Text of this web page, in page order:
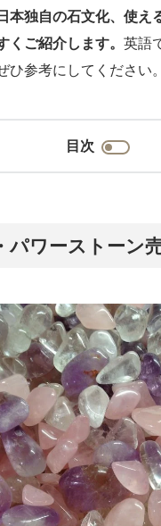
本独自の石文化、使え
くご紹介します。 英語
ひ参考にしてください。
目次
パワーストーン